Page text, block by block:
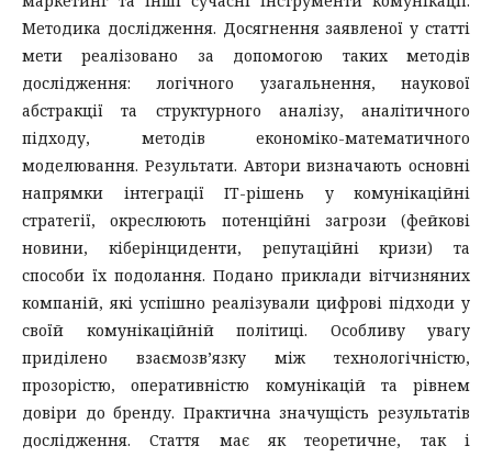
Методика дослідження. Досягнення заявленої у статті
мети реалізовано за допомогою таких методів
дослідження: логічного узагальнення, наукової
абстракції та структурного аналізу, аналітичного
підходу, методів економіко-математичного
моделювання. Результати. Автори визначають основні
напрямки інтеграції ІТ-рішень у комунікаційні
стратегії, окреслюють потенційні загрози (фейкові
новини, кіберінциденти, репутаційні кризи) та
способи їх подолання. Подано приклади вітчизняних
компаній, які успішно реалізували цифрові підходи у
своїй комунікаційній політиці. Особливу увагу
приділено взаємозв’язку між технологічністю,
прозорістю, оперативністю комунікацій та рівнем
довіри до бренду. Практична значущість результатів
дослідження. Стаття має як теоретичне, так і